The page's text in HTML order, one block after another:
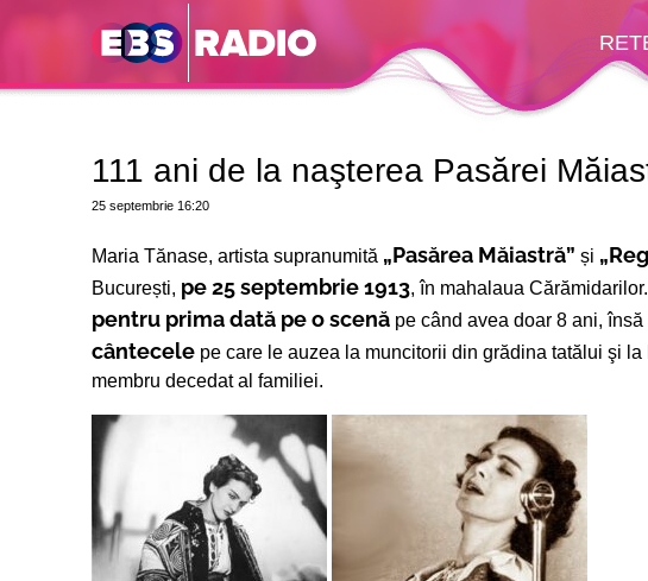
111 ani de la naşterea Pasărei
25 septembrie 16:20
Maria Tănase, artista supranumită „Pasărea Măiastră” și
București, pe 25 septembrie 1913, în mahalaua
pentru prima dată pe o scenă pe când avea doar 8 ani,
cântecele pe care le auzea la muncitorii din grădina tatălui şi
membru decedat al familiei.